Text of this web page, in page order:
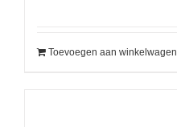
Toevoegen aan winkelwagen